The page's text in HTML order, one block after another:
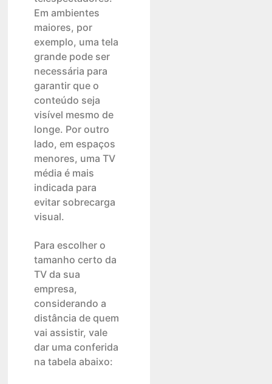
Em ambientes
maiores, por
exemplo, uma tela
grande pode ser
necessária para
garantir que o
conteúdo seja
visível mesmo de
longe. Por outro
lado, em espaços
menores, uma TV
média é mais
indicada para
evitar sobrecarga
visual.
Para escolher o
tamanho certo da
TV da sua
empresa,
considerando a
distância de quem
vai assistir, vale
dar uma conferida
na tabela abaixo: